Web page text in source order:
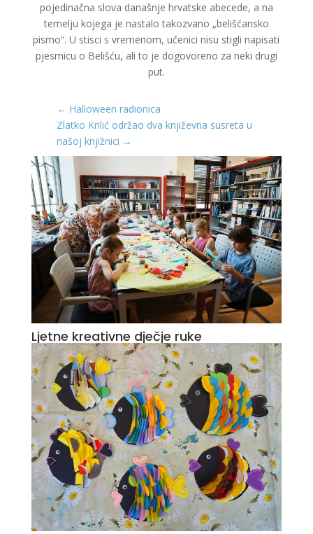
pojedinačna slova današnje hrvatske abecede, a na
temelju kojega je nastalo takozvano „belišćansko
pismo“. U stisci s vremenom, učenici nisu stigli napisati
pjesmicu o Belišću, ali to je dogovoreno za neki drugi
put.
← Halloween radionica
Zlatko Krilić održao dva književna susreta u
našoj knjižnici →
Ljetne kreativne dječje ruke